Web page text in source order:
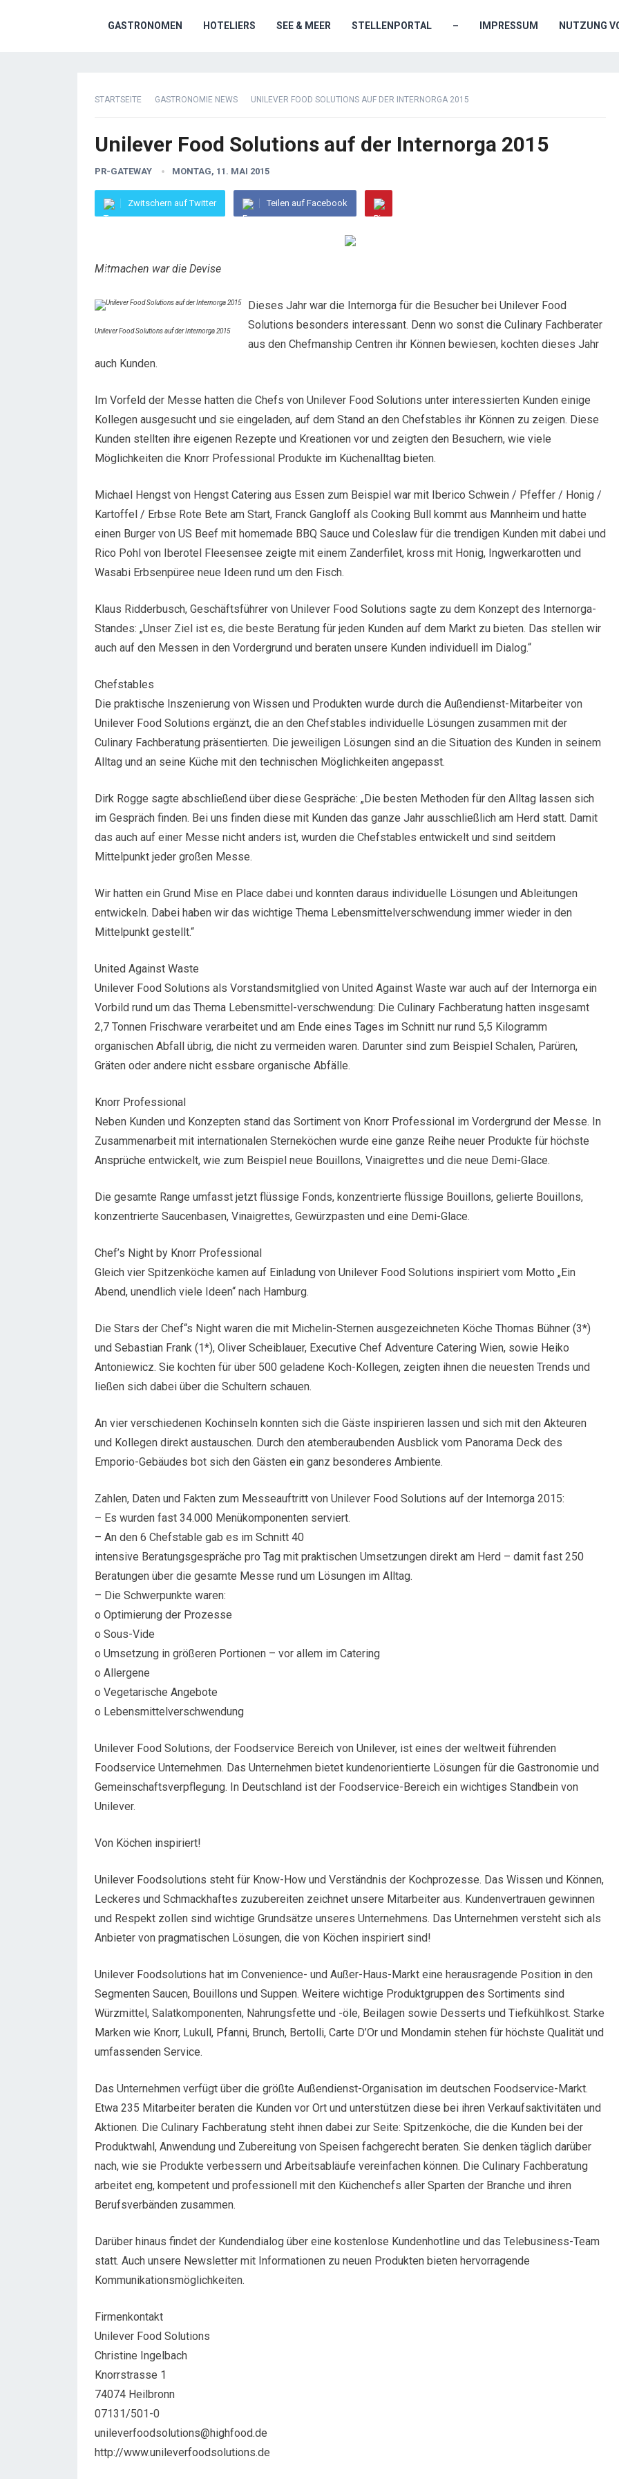
GASTRONOMEN HOTELIERS SEE & MEER STELLENPORTAL – IMPRESSUM NUTZUNG
STARTSEITE GASTRONOMIE NEWS UNILEVER FOOD SOLUTIONS AUF DER INTERNORGA 2015
Unilever Food Solutions auf der Internorga 2015
PR-GATEWAY MONTAG, 11. MAI 2015
Zwitschern auf Twitter Teilen auf Facebook
Mitmachen war die Devise
Unilever Food Solutions auf der Internorga 2015
Dieses Jahr war die Internorga für die Besucher bei Unilever Food
Solutions besonders interessant. Denn wo sonst die Culinary Fachberater
aus den Chefmanship Centren ihr Können bewiesen, kochten dieses Jahr
auch Kunden.
Im Vorfeld der Messe hatten die Chefs von Unilever Food Solutions unter interessierten Kunden einige
Kollegen ausgesucht und sie eingeladen, auf dem Stand an den Chefstables ihr Können zu zeigen. Diese
Kunden stellten ihre eigenen Rezepte und Kreationen vor und zeigten den Besuchern, wie viele
Möglichkeiten die Knorr Professional Produkte im Küchenalltag bieten.
Michael Hengst von Hengst Catering aus Essen zum Beispiel war mit Iberico Schwein / Pfeffer / Honig /
Kartoffel / Erbse Rote Bete am Start, Franck Gangloff als Cooking Bull kommt aus Mannheim und hatte
einen Burger von US Beef mit homemade BBQ Sauce und Coleslaw für die trendigen Kunden mit dabei und
Rico Pohl von Iberotel Fleesensee zeigte mit einem Zanderfilet, kross mit Honig, Ingwerkarotten und
Wasabi Erbsenpüree neue Ideen rund um den Fisch.
Klaus Ridderbusch, Geschäftsführer von Unilever Food Solutions sagte zu dem Konzept des Internorga-
Standes: „Unser Ziel ist es, die beste Beratung für jeden Kunden auf dem Markt zu bieten. Das stellen wir
auch auf den Messen in den Vordergrund und beraten unsere Kunden individuell im Dialog.“
Chefstables
Die praktische Inszenierung von Wissen und Produkten wurde durch die Außendienst-Mitarbeiter von
Unilever Food Solutions ergänzt, die an den Chefstables individuelle Lösungen zusammen mit der
Culinary Fachberatung präsentierten. Die jeweiligen Lösungen sind an die Situation des Kunden in seinem
Alltag und an seine Küche mit den technischen Möglichkeiten angepasst.
Dirk Rogge sagte abschließend über diese Gespräche: „Die besten Methoden für den Alltag lassen sich
im Gespräch finden. Bei uns finden diese mit Kunden das ganze Jahr ausschließlich am Herd statt. Damit
das auch auf einer Messe nicht anders ist, wurden die Chefstables entwickelt und sind seitdem
Mittelpunkt jeder großen Messe.
Wir hatten ein Grund Mise en Place dabei und konnten daraus individuelle Lösungen und Ableitungen
entwickeln. Dabei haben wir das wichtige Thema Lebensmittelverschwendung immer wieder in den
Mittelpunkt gestellt.“
United Against Waste
Unilever Food Solutions als Vorstandsmitglied von United Against Waste war auch auf der Internorga ein
Vorbild rund um das Thema Lebensmittel-verschwendung: Die Culinary Fachberatung hatten insgesamt
2,7 Tonnen Frischware verarbeitet und am Ende eines Tages im Schnitt nur rund 5,5 Kilogramm
organischen Abfall übrig, die nicht zu vermeiden waren. Darunter sind zum Beispiel Schalen, Parüren,
Gräten oder andere nicht essbare organische Abfälle.
Knorr Professional
Neben Kunden und Konzepten stand das Sortiment von Knorr Professional im Vordergrund der Messe. In
Zusammenarbeit mit internationalen Sterneköchen wurde eine ganze Reihe neuer Produkte für höchste
Ansprüche entwickelt, wie zum Beispiel neue Bouillons, Vinaigrettes und die neue Demi-Glace.
Die gesamte Range umfasst jetzt flüssige Fonds, konzentrierte flüssige Bouillons, gelierte Bouillons,
konzentrierte Saucenbasen, Vinaigrettes, Gewürzpasten und eine Demi-Glace.
Chef’s Night by Knorr Professional
Gleich vier Spitzenköche kamen auf Einladung von Unilever Food Solutions inspiriert vom Motto „Ein
Abend, unendlich viele Ideen“ nach Hamburg.
Die Stars der Chef“s Night waren die mit Michelin-Sternen ausgezeichneten Köche Thomas Bühner (3*)
und Sebastian Frank (1*), Oliver Scheiblauer, Executive Chef Adventure Catering Wien, sowie Heiko
Antoniewicz. Sie kochten für über 500 geladene Koch-Kollegen, zeigten ihnen die neuesten Trends und
ließen sich dabei über die Schultern schauen.
An vier verschiedenen Kochinseln konnten sich die Gäste inspirieren lassen und sich mit den Akteuren
und Kollegen direkt austauschen. Durch den atemberaubenden Ausblick vom Panorama Deck des
Emporio-Gebäudes bot sich den Gästen ein ganz besonderes Ambiente.
Zahlen, Daten und Fakten zum Messeauftritt von Unilever Food Solutions auf der Internorga 2015:
– Es wurden fast 34.000 Menükomponenten serviert.
– An den 6 Chefstable gab es im Schnitt 40
intensive Beratungsgespräche pro Tag mit praktischen Umsetzungen direkt am Herd – damit fast 250
Beratungen über die gesamte Messe rund um Lösungen im Alltag.
– Die Schwerpunkte waren:
o Optimierung der Prozesse
o Sous-Vide
o Umsetzung in größeren Portionen – vor allem im Catering
o Allergene
o Vegetarische Angebote
o Lebensmittelverschwendung
Unilever Food Solutions, der Foodservice Bereich von Unilever, ist eines der weltweit führenden
Foodservice Unternehmen. Das Unternehmen bietet kundenorientierte Lösungen für die Gastronomie und
Gemeinschaftsverpflegung. In Deutschland ist der Foodservice-Bereich ein wichtiges Standbein von
Unilever.
Von Köchen inspiriert!
Unilever Foodsolutions steht für Know-How und Verständnis der Kochprozesse. Das Wissen und Können,
Leckeres und Schmackhaftes zuzubereiten zeichnet unsere Mitarbeiter aus. Kundenvertrauen gewinnen
und Respekt zollen sind wichtige Grundsätze unseres Unternehmens. Das Unternehmen versteht sich als
Anbieter von pragmatischen Lösungen, die von Köchen inspiriert sind!
Unilever Foodsolutions hat im Convenience- und Außer-Haus-Markt eine herausragende Position in den
Segmenten Saucen, Bouillons und Suppen. Weitere wichtige Produktgruppen des Sortiments sind
Würzmittel, Salatkomponenten, Nahrungsfette und -öle, Beilagen sowie Desserts und Tiefkühlkost. Starke
Marken wie Knorr, Lukull, Pfanni, Brunch, Bertolli, Carte D’Or und Mondamin stehen für höchste Qualität und
umfassenden Service.
Das Unternehmen verfügt über die größte Außendienst-Organisation im deutschen Foodservice-Markt.
Etwa 235 Mitarbeiter beraten die Kunden vor Ort und unterstützen diese bei ihren Verkaufsaktivitäten und
Aktionen. Die Culinary Fachberatung steht ihnen dabei zur Seite: Spitzenköche, die die Kunden bei der
Produktwahl, Anwendung und Zubereitung von Speisen fachgerecht beraten. Sie denken täglich darüber
nach, wie sie Produkte verbessern und Arbeitsabläufe vereinfachen können. Die Culinary Fachberatung
arbeitet eng, kompetent und professionell mit den Küchenchefs aller Sparten der Branche und ihren
Berufsverbänden zusammen.
Darüber hinaus findet der Kundendialog über eine kostenlose Kundenhotline und das Telebusiness-Team
statt. Auch unsere Newsletter mit Informationen zu neuen Produkten bieten hervorragende
Kommunikationsmöglichkeiten.
Firmenkontakt
Unilever Food Solutions
Christine Ingelbach
Knorrstrasse 1
74074 Heilbronn
07131/501-0
unileverfoodsolutions@highfood.de
http://www.unileverfoodsolutions.de